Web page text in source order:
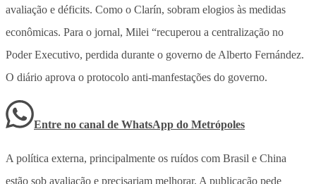
avaliação e déficits. Como o Clarín, sobram elogios às medidas
econômicas. Para o jornal, Milei “recuperou a centralização no
Poder Executivo, perdida durante o governo de Alberto Fernández.
O diário aprova o protocolo anti-manfestações do governo.
Entre no canal de WhatsApp do Metrópoles
A política externa, principalmente os ruídos com Brasil e China
estão sob avaliação e precisariam melhorar. A publicação pede